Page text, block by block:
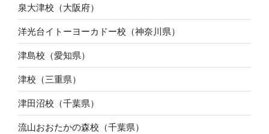
泉大津校（大阪府）
洋光台イトーヨーカドー校（神奈川県）
津島校（愛知県）
津校（三重県）
津田沼校（千葉県）
流山おおたかの森校（千葉県）